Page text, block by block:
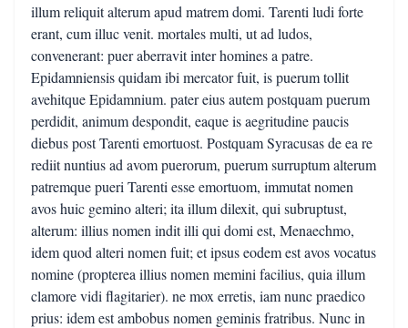
illum reliquit alterum apud matrem domi. Tarenti ludi forte
erant, cum illuc venit. mortales multi, ut ad ludos,
convenerant: puer aberravit inter homines a patre.
Epidamniensis quidam ibi mercator fuit, is puerum tollit
avehitque Epidamnium. pater eius autem postquam puerum
perdidit, animum despondit, eaque is aegritudine paucis
diebus post Tarenti emortuost. Postquam Syracusas de ea re
rediit nuntius ad avom puerorum, puerum surruptum alterum
patremque pueri Tarenti esse emortuom, immutat nomen
avos huic gemino alteri; ita illum dilexit, qui subruptust,
alterum: illius nomen indit illi qui domi est, Menaechmo,
idem quod alteri nomen fuit; et ipsus eodem est avos vocatus
nomine (propterea illius nomen memini facilius, quia illum
clamore vidi flagitarier). ne mox erretis, iam nunc praedico
prius: idem est ambobus nomen geminis fratribus. Nunc in